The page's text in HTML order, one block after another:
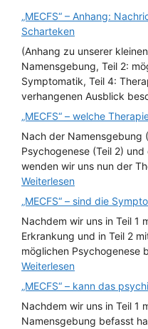
„MECFS“ – Anhang:
Scharteken
(Anhang zu unserer kleinen
Namensgebung, Teil 2:
Symptomatik, Teil 4:
verhangenen Ausblick
„MECFS“ – welche
Nach der Namensgebung
Psychogenese (Teil 2)
wenden wir uns nun der
Weiterlesen
„MECFS“ – sind die
Nachdem wir uns in Teil 1
Erkrankung und in Teil 2
möglichen Psychogenese
Weiterlesen
„MECFS“ – kann das
Nachdem wir uns in Teil 1
Namensgebung befasst